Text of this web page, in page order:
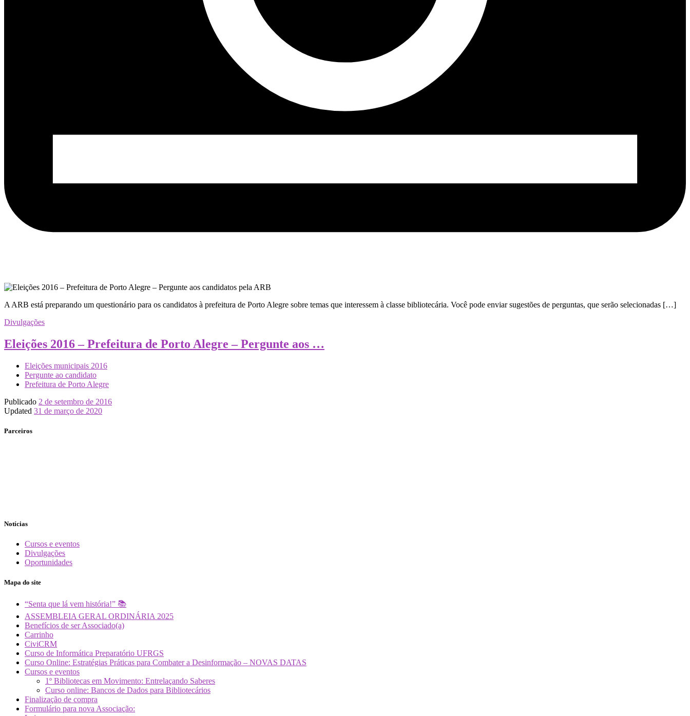
A ARB está preparando um questionário para os candidatos à prefeitura de Porto Alegre sobre temas que interessem à classe bibliotecária. Você pode enviar sugestões de perguntas, que serão selecionadas […]
Divulgações
Eleições 2016 – Prefeitura de Porto Alegre – Pergunte aos …
Eleições municipais 2016
Pergunte ao candidato
Prefeitura de Porto Alegre
Publicado 2 de setembro de 2016
Updated 31 de março de 2020
Parceiros
Notícias
Cursos e eventos
Divulgações
Oportunidades
Mapa do site
“Senta que lá vem história!” 📚
ASSEMBLEIA GERAL ORDINÁRIA 2025
Benefícios de ser Associado(a)
Carrinho
CiviCRM
Curso de Informática Preparatório UFRGS
Curso Online: Estratégias Práticas para Combater a Desinformação – NOVAS DATAS
Cursos e eventos
1º Bibliotecas em Movimento: Entrelaçando Saberes
Curso online: Bancos de Dados para Bibliotecários
Finalização de compra
Formulário para nova Associação: